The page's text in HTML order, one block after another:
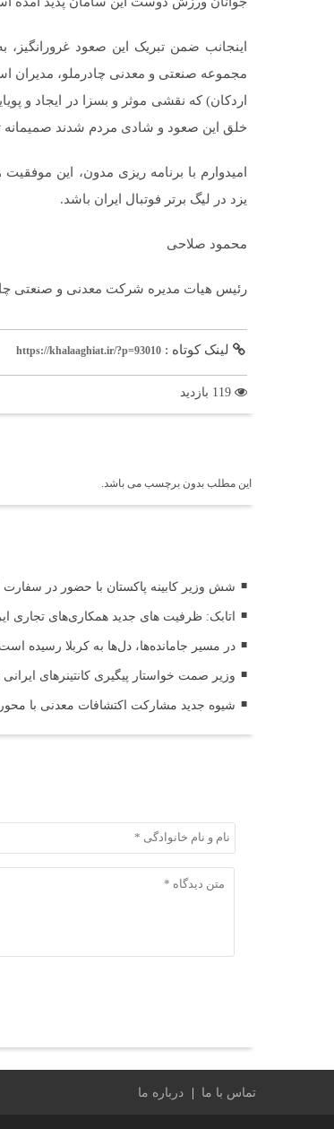
اینجانب ضمن تبریک این صعود غرورانگیز،
مجموعه صنعتی و معدنی چادرملو، مدیران
اردکان) که نقشی موثر و بسزا در ایجاد و
خلق این صعود و شادی مردم شدند
امیدوارم با برنامه ریزی مدون، این موفقیت
یزد در لیگ برتر فوتبال ایران باشد.
محمود صلاحی
رئیس هیات مدیره شرکت معدنی و صنعتی
لینک کوتاه : https://khalaaghiat.ir/?p=93010
این مطلب بدون برچسب می باشد.
شش وزیر کابینه پاکستان با حضور در سفارت
اتابک: ظرفیت های جدید همکاری‌های
در مسیر جا‌مانده‌ها، دل‌ها به کربلا رسیده است
وزیر صمت خواستار پیگیری کانتینرهای ایرانی در بندر کراچی شد /
شیوه جدید مشارکت اکتشافات معدنی با
تماس با ما درباره ما